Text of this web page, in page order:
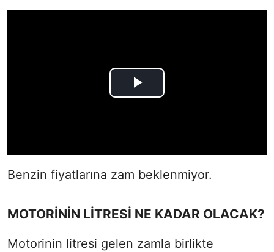
Benzin fiyatlarına zam beklenmiyor.
MOTORİNİN LİTRESİ NE KADAR OLACAK?
Motorinin litresi gelen zamla birlikte